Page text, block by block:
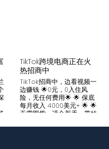
TikTok跨境电商正在火
热招商中
TikTok招商中，边看视频一
边赚钱 🌟0元，0入住风
险，无任何费用🌟 🌟 保底
每月收入 4000美元+ 🌟 🌟
无需囤货，适合新手，带娃
商，有来自世界各地的服